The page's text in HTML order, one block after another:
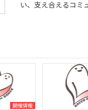
い、支え合えるコミ
開催情報